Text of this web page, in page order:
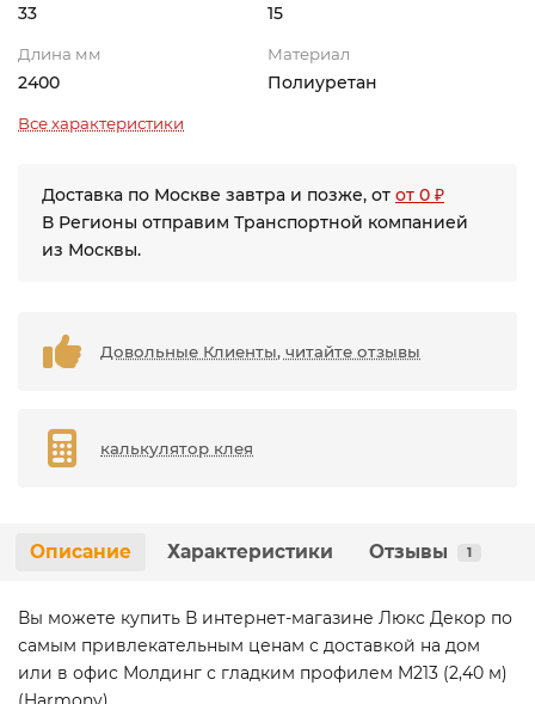
33 15
Длина мм
2400
Материал
Полиуретан
Все характеристики
Доставка по Москве завтра и позже, от от 0 ₽
В Регионы отправим Транспортной компанией
из Москвы.
Довольные Клиенты, читайте отзывы
калькулятор клея
Описание Характеристики Отзывы 1
Вы можете купить В интернет-магазине Люкс Декор по
самым привлекательным ценам с доставкой на дом
или в офис Молдинг с гладким профилем M213 (2,40 м)